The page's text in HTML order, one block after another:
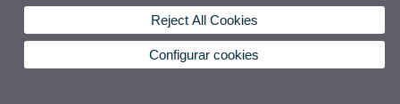
Reject All Cookies
Configurar cookies